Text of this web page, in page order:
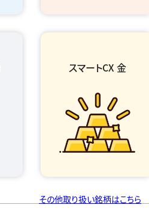
スマートCX 金
その他取り扱い銘柄はこちら